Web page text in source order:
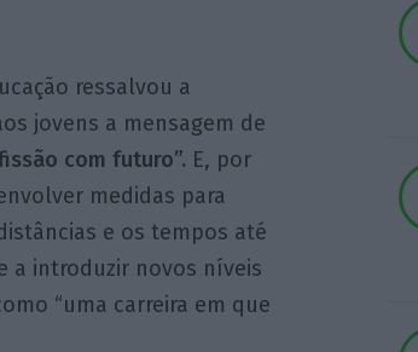
ressalvou a
jovens a mensagem de
com futuro”. E, por
medidas para
e os tempos até
a introduzir novos níveis
“uma carreira em que